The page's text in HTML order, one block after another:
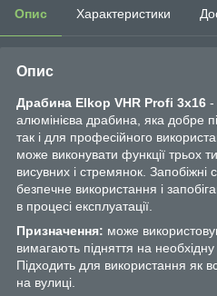
Опис Характеристики
Опис
Драбина Elkop VHR Profi 3x16 -
алюмінієва драбина, яка добре
так і для професійного
може виконувати функції трьох
висувних і стремянок. Запобіжні
безпечне використання і
в процесі експлуатації.
Призначення: може
вимагають підняття на
Підходить для використання як
на вулиці.